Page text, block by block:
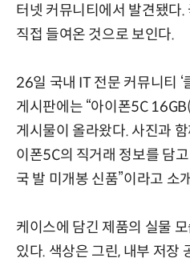
터넷 커뮤니티에서 발견됐다.
직접 들여온 것으로 보인다.
26일 국내 IT 전문 커뮤니티 ‘
게시판에는 “아이폰5C
게시물이 올라왔다. 사진과
이폰5C의 직거래 정보를 담
국 발 미개봉 신품”이라고 소
케이스에 담긴 제품의 실물
있다. 색상은 그린, 내부 저장